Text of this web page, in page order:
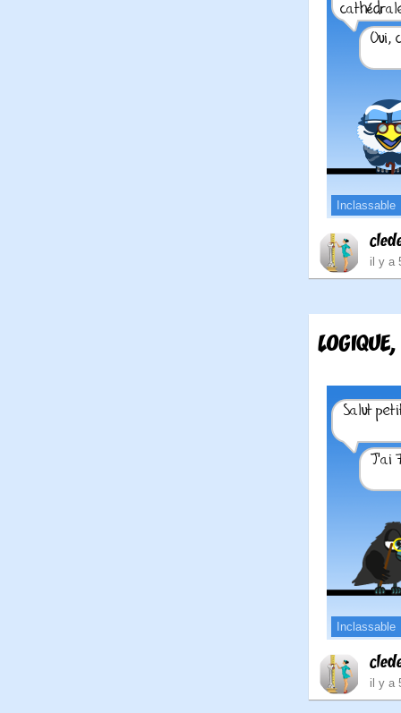
Inclassable
il y a
Inclassable
il y a